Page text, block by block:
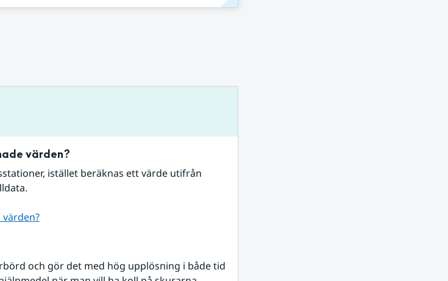
värden?
istället beräknas ett värde utifrån
och gör det med hög upplösning i både tid